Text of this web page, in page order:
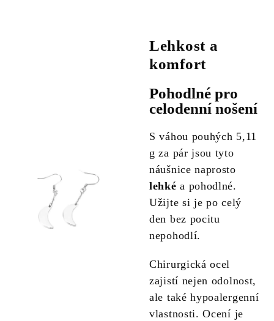
Lehkost a
komfort
Pohodlné pro
celodenní nošení
S váhou pouhých 5,11
g za pár jsou tyto
náušnice naprosto
lehké a pohodlné.
Užijte si je po celý
den bez pocitu
nepohodlí.
Chirurgická ocel
zajistí nejen odolnost,
ale také hypoalergenní
vlastnosti. Ocení je